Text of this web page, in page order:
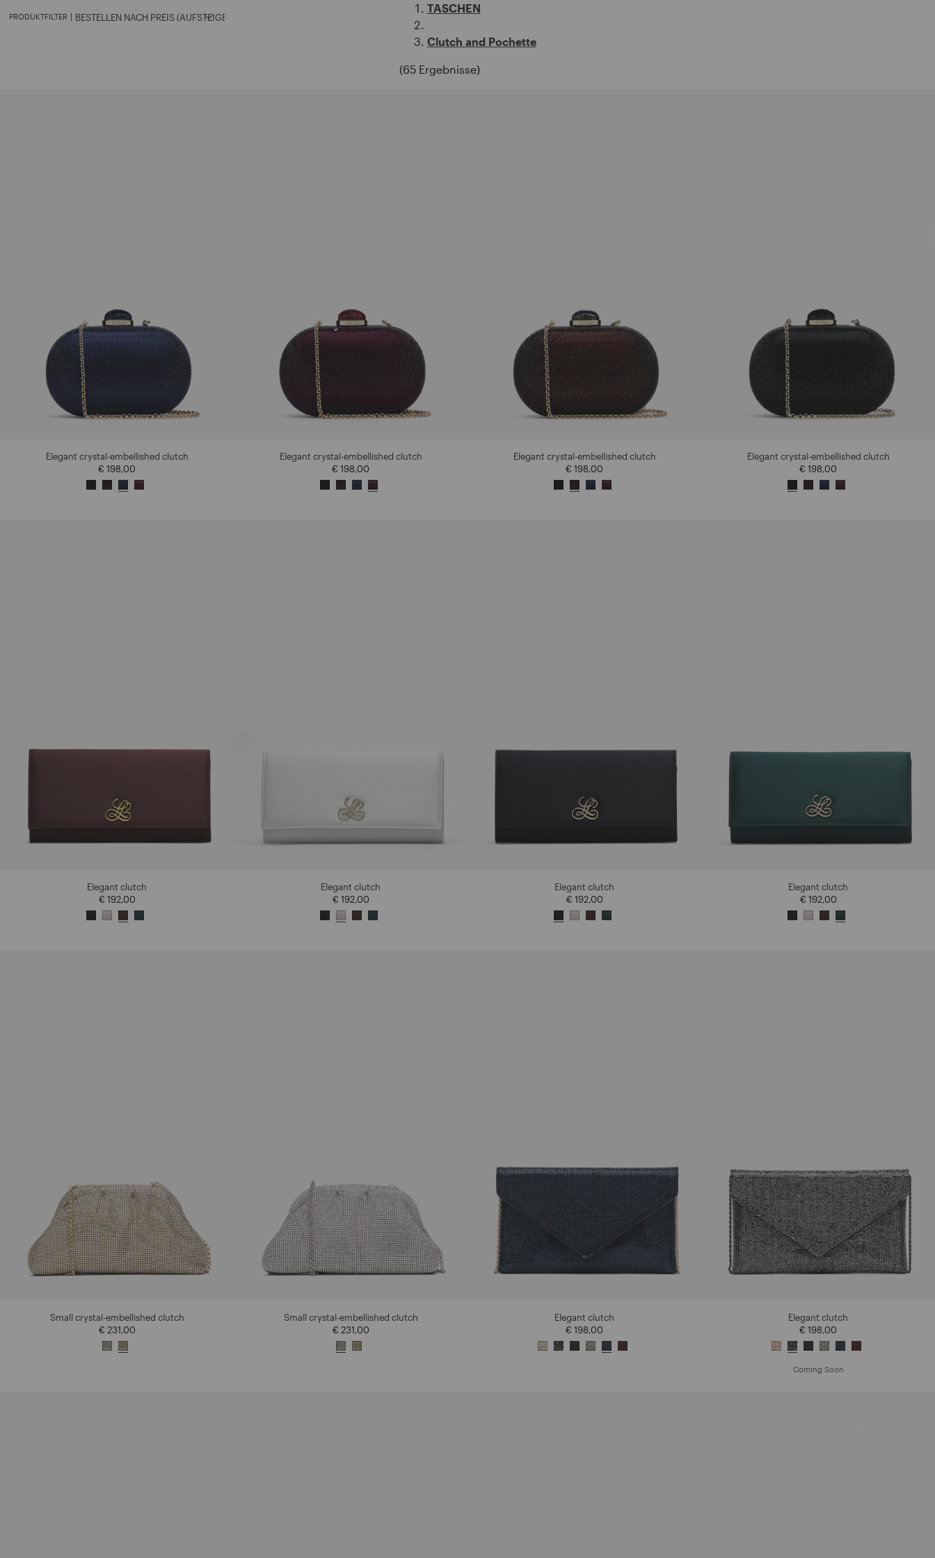
PRODUKTFILTER |
TASCHEN
Clutch and Pochette
(65 Ergebnisse)
Elegant crystal-embellished clutch
€ 198,00
Elegant crystal-embellished clutch
€ 198,00
Elegant crystal-embellished clutch
€ 198,00
Elegant crystal-embellished clutch
€ 198,00
Elegant clutch
€ 192,00
Elegant clutch
€ 192,00
Elegant clutch
€ 192,00
Elegant clutch
€ 192,00
Small crystal-embellished clutch
€ 231,00
Small crystal-embellished clutch
€ 231,00
Elegant clutch
€ 198,00
Elegant clutch
€ 198,00
Coming Soon